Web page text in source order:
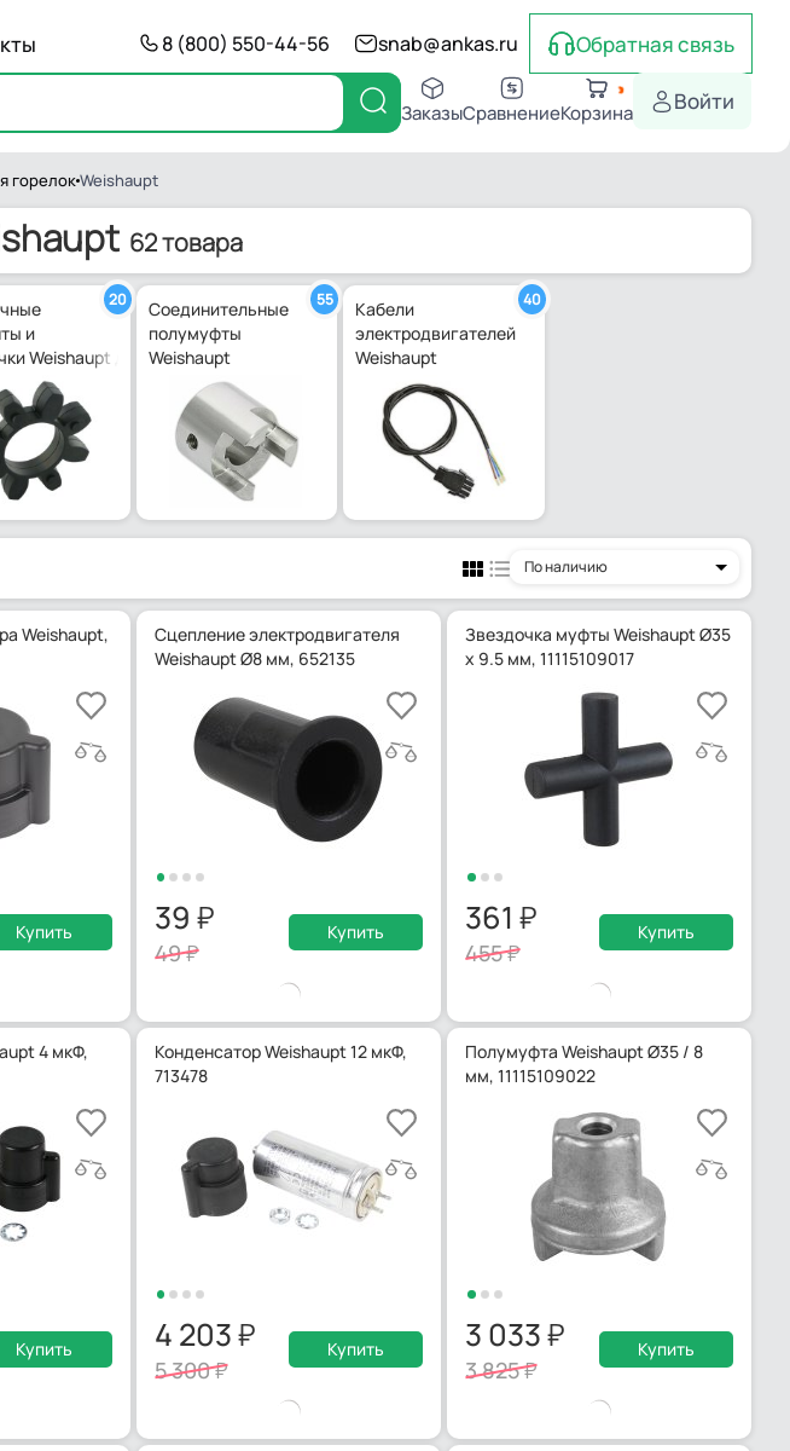
8 (800) 550-44-56 snab@ankas.ru Обратная связь
ЗаказыСравнениеКорзина Войти
горелокWeishaupt
62 товара
и
Weishaupt для упругих муфт
20
Соединительные
полумуфты
Weishaupt
55
Кабели
электродвигателей
Weishaupt
40
По наличию
Weishaupt,
Купить
Сцепление электродвигателя
Weishaupt Ø8 мм, 652135
39
49
Купить
Звездочка муфты Weishaupt Ø35
x 9.5 мм, 11115109017
361
455
Купить
4 мкФ,
Купить
Конденсатор Weishaupt 12 мкФ,
713478
4 203
5 300
Купить
Полумуфта Weishaupt Ø35 / 8
мм, 11115109022
3 033
3 825
Купить